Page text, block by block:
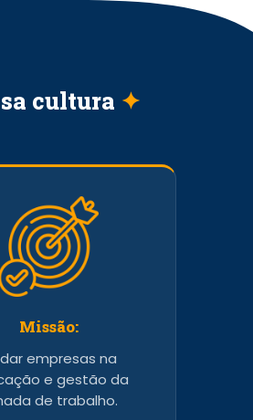
cultura ✦
Missão:
empresas na
e gestão da
de trabalho.